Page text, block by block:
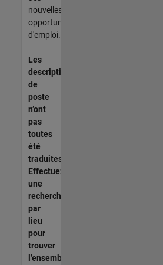
nouvelles
opportunités
d'emploi.
Les
descriptions
de
poste
n’ont
pas
toutes
été
traduites.
Effectuez
une
recherche
par
lieu
pour
trouver
l’ensemble